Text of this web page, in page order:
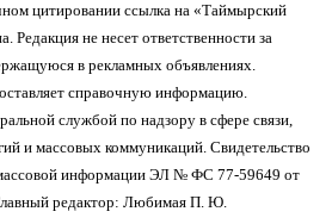
цитировании ссылка на «Таймырский
Редакция не несет ответственности за
в рекламных объявлениях.
справочную информацию.
службой по надзору в сфере связи,
и массовых коммуникаций. Свидетельство
массовой информации ЭЛ № ФС 77-59649 от
редактор: Любимая П. Ю.